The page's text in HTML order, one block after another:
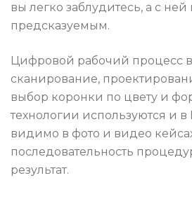
вы легко заблудитесь, а с ней
предсказуемым.
Цифровой рабочий процесс
сканирование,
выбор коронки по цвету и
технологии используются и в
видимо в фото и видео
последовательность
результат.